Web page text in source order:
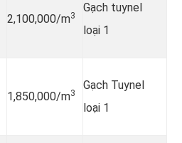
2,100,000/m3
Gạch tuynel
loại 1
1,850,000/m3
Gạch Tuynel
loại 1